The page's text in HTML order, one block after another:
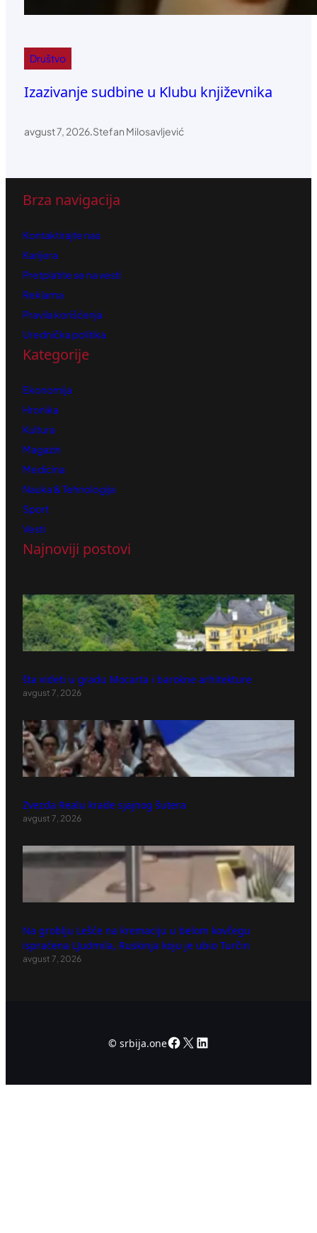
Društvo
Izazivanje sudbine u Klubu književnika
avgust 7, 2026.Stefan Milosavljević
Brza navigacija
Kontaktirajte nas
Karijera
Pretplatite se na vesti
Reklama
Pravila korišćenja
Urednička politika
Kategorije
Ekonomija
Hronika
Kultura
Magazin
Medicina
Nauka & Tehnologija
Sport
Vesti
Najnoviji postovi
šta videti u gradu Mocarta i barokne arhitekture
avgust 7, 2026
Zvezda Realu krade sjajnog šutera
avgust 7, 2026
Na groblju Lešće na kremaciju u belom kovčegu
ispraćena LJudmila, Ruskinja koju je ubio Turčin
avgust 7, 2026
© srbija.oneFacebook
X LinkedIn